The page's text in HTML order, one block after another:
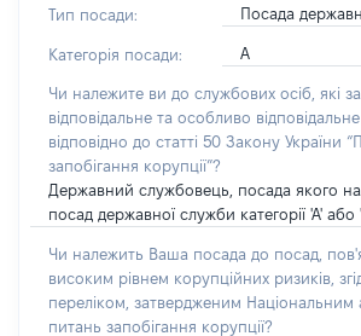
Тип посади: Посада
Категорія посади: А
Чи належите ви до службових осіб, які
відповідальне та особливо
відповідно до статті 50 Закону України
запобігання корупції”?
Державний службовець, посада якого
посад державної служби категорії 'А' або
Чи належить Ваша посада до посад,
високим рівнем корупційних ризиків,
переліком, затвердженим Національним
питань запобігання корупції?